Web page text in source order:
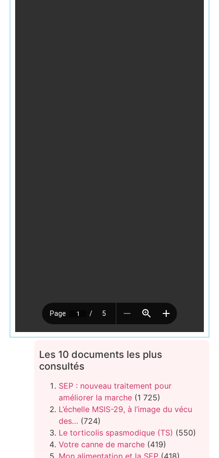
Les 10 documents les plus
consultés
SEP : nouveau traitement pour
améliorer la marche (1 725)
L’échelle MSIS-29, à l’image du vécu
des… (724)
Le torticolis spasmodique (TS) (550)
Votre canne de marche (419)
Mon alimentation et la SEP (418)